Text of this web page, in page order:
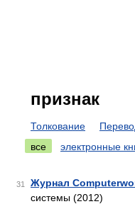
признак
Толкование
все
электронные
31 Журнал
системы (2012)